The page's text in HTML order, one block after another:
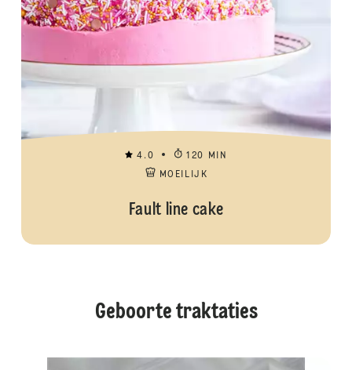
4.0
120 MIN
MOEILIJK
Fault line cake
Geboorte traktaties